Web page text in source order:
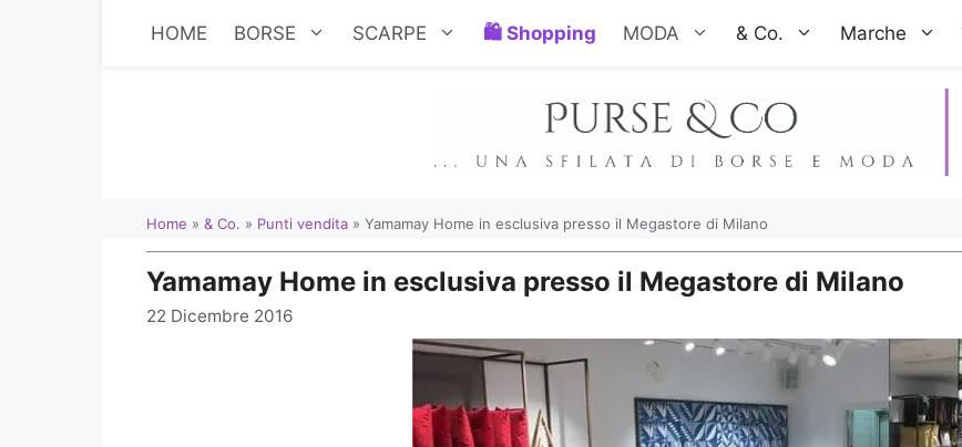
HOME BORSE SCARPE Shopping MODA & Co. Marche
Home » & Co. » Punti vendita » Yamamay Home in esclusiva presso il Megastore di Milano
Yamamay Home in esclusiva presso il Megastore di Milano
22 Dicembre 2016